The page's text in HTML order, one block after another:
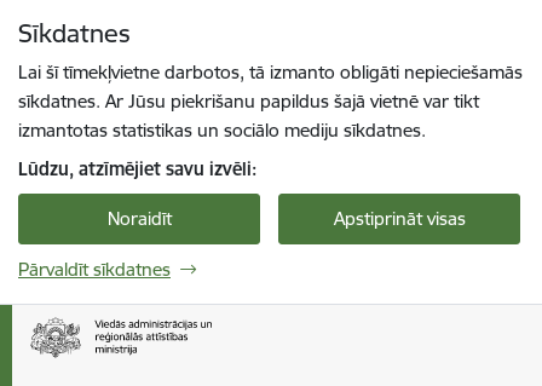
Sīkdatnes
Lai šī tīmekļvietne darbotos, tā izmanto obligāti nepieciešamās
sīkdatnes. Ar Jūsu piekrišanu papildus šajā vietnē var tikt
izmantotas statistikas un sociālo mediju sīkdatnes.
Lūdzu, atzīmējiet savu izvēli:
Noraidīt Apstiprināt visas
Pārvaldīt sīkdatnes